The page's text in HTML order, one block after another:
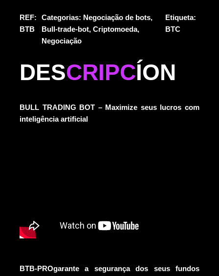
REF:
BTB
Categorias: Negociação de bots,
Bull-trade-bot, Criptomoeda,
Negociação
Etiqueta:
BTC
DESCRIPCÍON
BULL TRADING BOT – Maximize seus lucros com
inteligência artificial
BTB-PROgarante a segurança dos seus fundos